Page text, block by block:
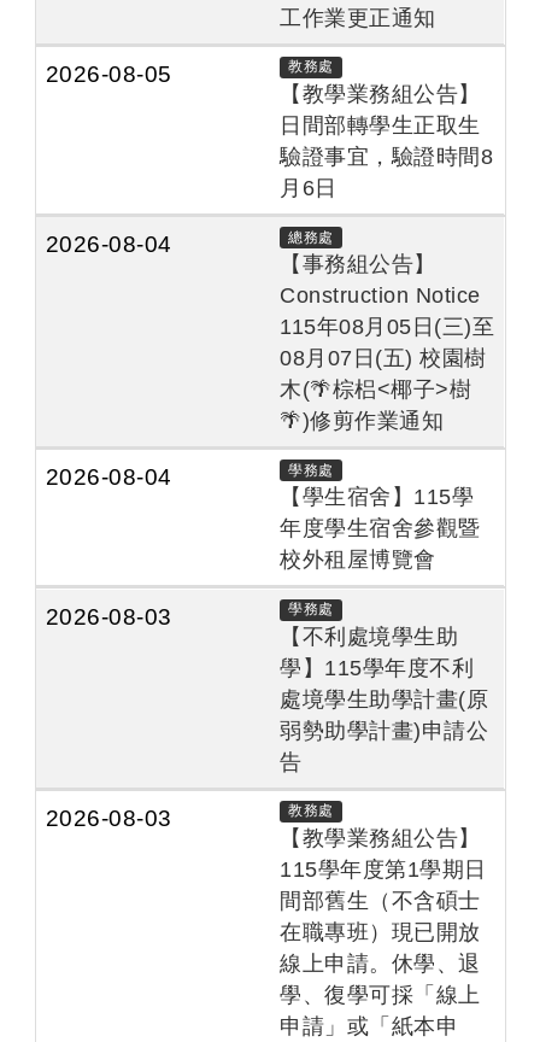
工作業更正通知
2026-08-05 教務處
【教學業務組公告】
日間部轉學生正取生
驗證事宜，驗證時間8
月6日
2026-08-04 總務處
【事務組公告】
Construction Notice
115年08月05日(三)至
08月07日(五) 校園樹
木(🌴棕梠<椰子>樹
🌴)修剪作業通知
2026-08-04 學務處
【學生宿舍】115學
年度學生宿舍參觀暨
校外租屋博覽會
2026-08-03 學務處
【不利處境學生助
學】115學年度不利
處境學生助學計畫(原
弱勢助學計畫)申請公
告
2026-08-03 教務處
【教學業務組公告】
115學年度第1學期日
間部舊生（不含碩士
在職專班）現已開放
線上申請。休學、退
學、復學可採「線上
申請」或「紙本申